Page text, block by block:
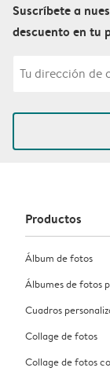
Suscríbete a
descuento en tu
Productos
Álbum de fotos
Álbumes de fotos
Cuadros
Collage de fotos
Collage de fotos